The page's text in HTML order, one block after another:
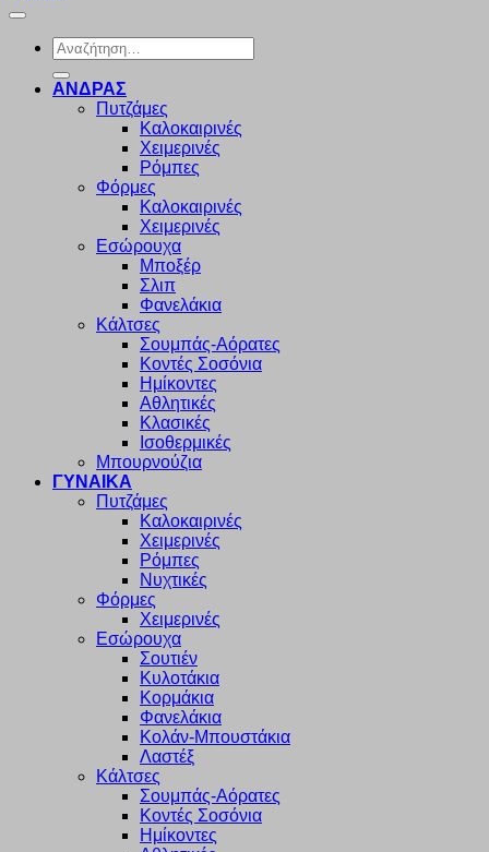
Αναζήτηση
για:
ΑΝΔΡΑΣ
Πυτζάμες
Καλοκαιρινές
Χειμερινές
Ρόμπες
Φόρμες
Καλοκαιρινές
Χειμερινές
Εσώρουχα
Μποξέρ
Σλιπ
Φανελάκια
Κάλτσες
Σουμπάς-Αόρατες
Κοντές Σοσόνια
Ημίκοντες
Αθλητικές
Κλασικές
Ισοθερμικές
Μπουρνούζια
ΓΥΝΑΙΚΑ
Πυτζάμες
Καλοκαιρινές
Χειμερινές
Ρόμπες
Νυχτικές
Φόρμες
Χειμερινές
Εσώρουχα
Σουτιέν
Κυλοτάκια
Κορμάκια
Φανελάκια
Κολάν-Μπουστάκια
Λαστέξ
Κάλτσες
Σουμπάς-Αόρατες
Κοντές Σοσόνια
Ημίκοντες